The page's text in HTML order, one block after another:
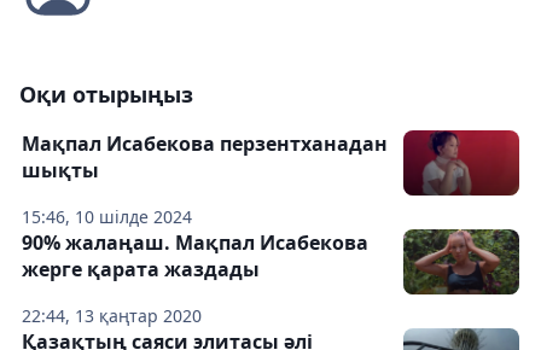
Оқи отырыңыз
15:46, 10 шілде 2024
Мақпал Исабекова перзентханадан
шықты
22:44, 13 қаңтар 2020
90% жалаңаш. Мақпал Исабекова
жерге қарата жаздады
Қазақтың саяси элитасы әлі